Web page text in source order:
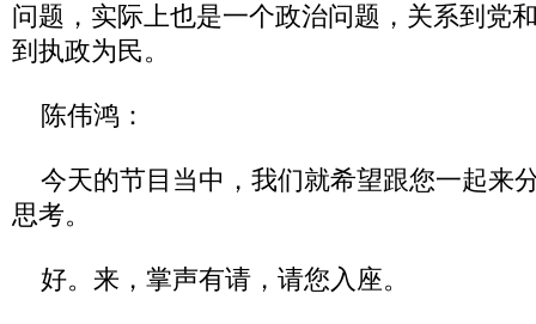
问题，实际上也是一个政治问题，关系到党
到执政为民。
陈伟鸿：
今天的节目当中，我们就希望跟您一起来
思考。
好。来，掌声有请，请您入座。